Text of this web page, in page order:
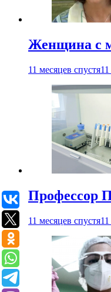
Женщина с
11 месяцев спустя
Профессор
11 месяцев спустя